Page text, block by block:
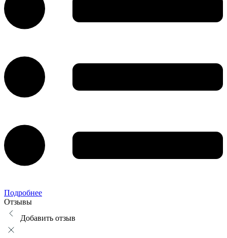
Подробнее
Отзывы
Добавить отзыв